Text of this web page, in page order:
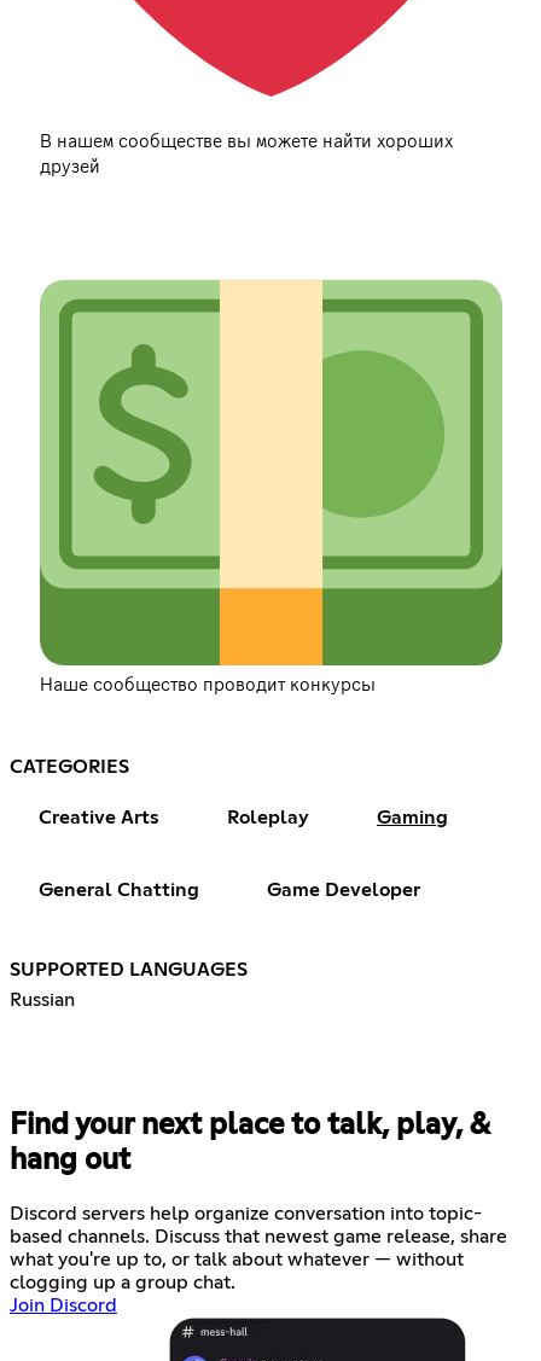
В нашем сообществе вы можете найти хороших
друзей
Наше сообщество проводит конкурсы
CATEGORIES
Creative Arts Roleplay Gaming
General Chatting Game Developer
SUPPORTED LANGUAGES
Russian
Find your next place to talk, play, &
hang out
Discord servers help organize conversation into topic-
based channels. Discuss that newest game release, share
what you're up to, or talk about whatever — without
clogging up a group chat.
Join Discord